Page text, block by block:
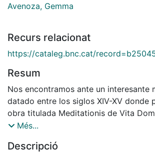
Avenoza, Gemma
Recurs relacionat
https://cataleg.bnc.cat/
Resum
Nos encontramos ante un interesante
datado entre los siglos XIV-XV donde
obra titulada Meditationis de Vita
narra la vida de Jesucristo. Durante
atribuida a San Buenaventura
Més...
Descripció